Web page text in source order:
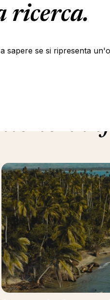
ricerca.
sapere se si ripresenta